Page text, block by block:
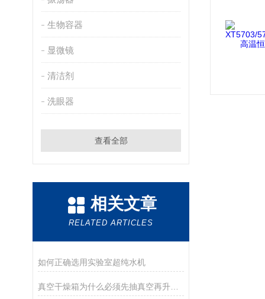
生物容器
显微镜
清洁剂
洗眼器
查看全部
相关文章
RELATED ARTICLES
如何正确选用实验室超纯水机
真空干燥箱为什么必须先抽真空再升温加热